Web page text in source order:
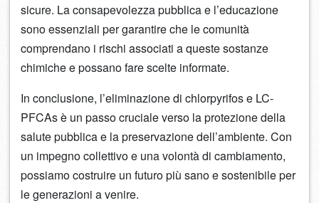
sicure. La consapevolezza pubblica e l’educazione
sono essenziali per garantire che le comunità
comprendano i rischi associati a queste sostanze
chimiche e possano fare scelte informate.
In conclusione, l’eliminazione di chlorpyrifos e LC-
PFCAs è un passo cruciale verso la protezione della
salute pubblica e la preservazione dell’ambiente. Con
un impegno collettivo e una volontà di cambiamento,
possiamo costruire un futuro più sano e sostenibile per
le generazioni a venire.